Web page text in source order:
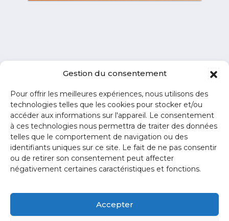
Gestion du consentement
Pour offrir les meilleures expériences, nous utilisons des
technologies telles que les cookies pour stocker et/ou
accéder aux informations sur l'appareil. Le consentement
à ces technologies nous permettra de traiter des données
telles que le comportement de navigation ou des
identifiants uniques sur ce site. Le fait de ne pas consentir
ou de retirer son consentement peut affecter
négativement certaines caractéristiques et fonctions.
Accepter